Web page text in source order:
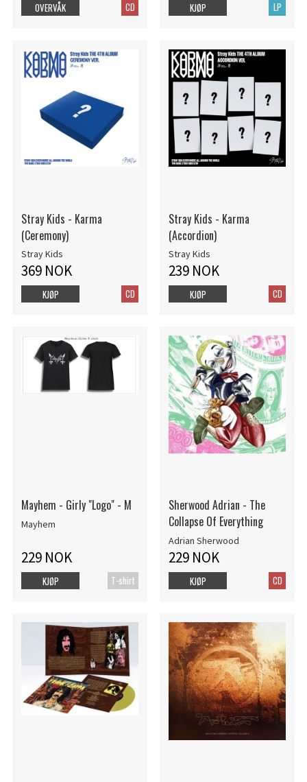
CD
OVERVÅK LP
KJØP
Stray Kids - Karma
(Ceremony)
Stray Kids
369 NOK
CD
KJØP
Stray Kids - Karma
(Accordion)
Stray Kids
239 NOK
CD
KJØP
Mayhem - Girly "Logo" - M
Mayhem
229 NOK
T-shirt
KJØP
Sherwood Adrian - The
Collapse Of Everything
Adrian Sherwood
229 NOK
CD
KJØP